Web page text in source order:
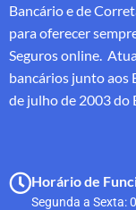
Bancário e de
para oferecer
Seguros online.
bancários junto aos
de julho de 2003 do
Horário de
Segunda a Sexta: